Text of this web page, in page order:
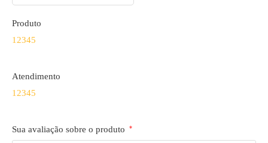
Produto
12345
Atendimento
12345
Sua avaliação sobre o produto *